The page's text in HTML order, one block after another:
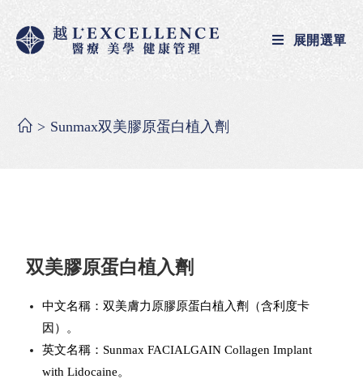
展開選單
> Sunmax双美膠原蛋白植入劑
双美膠原蛋白植入劑
中文名稱：双美膚力原膠原蛋白植入劑（含利度卡
因）。
英文名稱：Sunmax FACIALGAIN Collagen Implant
with Lidocaine。